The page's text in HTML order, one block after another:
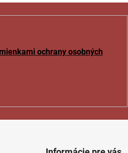
ochrany osobných